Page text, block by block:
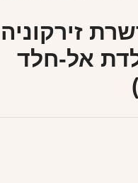
זירקוניה
אל-חלד